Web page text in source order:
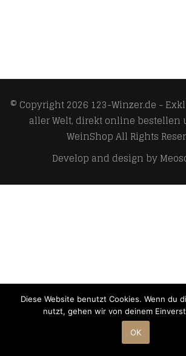
© Copyright 2026 123-Winzer.de -
aller Welt, direkt online bestellen
WeinShopAll Rights
Develop and design by
Diese Website benutzt Cookies. Wenn du
nutzt, gehen wir von deinem
OK